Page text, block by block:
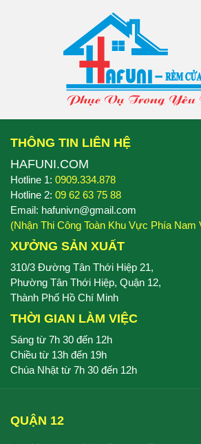
THÔNG TIN LIÊN HỆ
HAFUNI.COM
Hotline 1: 0909.334.878
Hotline 2: 09 62 63 75 88
Email: hafunivn@gmail.com
(Nhận Thi Công Toàn Khu Vực Phía Nam
XƯỞNG SẢN XUẤT
310/3 Đường Tân Thới Hiệp 21,
Phường Tân Thới Hiệp, Quận 12,
Thành Phố Hồ Chí Minh
THỜI GIAN LÀM VIỆC
Sáng từ 7h 30 đến 12h
Chiều từ 13h đến 19h
Chúa Nhật từ 7h 30 đến 12h
QUẬN 12